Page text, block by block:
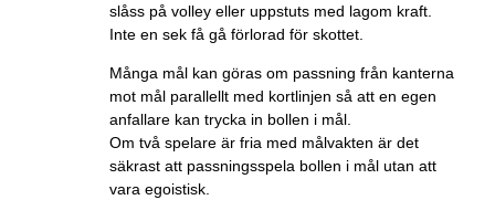
slåss på volley eller uppstuts med lagom kraft.
Inte en sek få gå förlorad för skottet.
Många mål kan göras om passning från kanterna
mot mål parallellt med kortlinjen så att en egen
anfallare kan trycka in bollen i mål.
Om två spelare är fria med målvakten är det
säkrast att passningsspela bollen i mål utan att
vara egoistisk.